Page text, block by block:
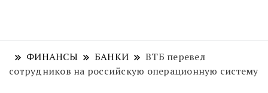
область
недвижимости
ФИНАНСЫ БАНКИ
ВТБ перевел
сотрудников на российскую операционную систему